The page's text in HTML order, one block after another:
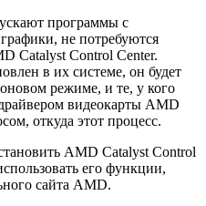
программы с
не потребуются
Catalyst Control Center.
в их системе, он будет
режиме, и те, у кого
видеокарты AMD
откуда этот процесс.
AMD Catalyst Control
его функции,
сайта AMD.